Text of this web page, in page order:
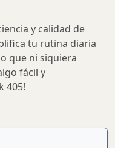
y calidad de
tu rutina diaria
que ni siquiera
fácil y
405!